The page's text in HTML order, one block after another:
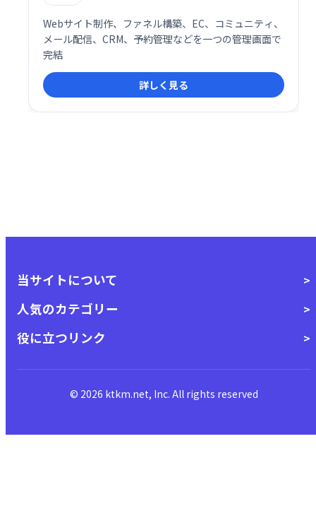
Webサイト制作、ファネル構築、EC、コミュニティ、
メール配信、CRM、予約管理などを一つの管理画面で
完結
詳しく見る
当サイトについて
人気のカテゴリー
役に立つリンク
© 2026 ktkm.net, Inc. All rights reserved